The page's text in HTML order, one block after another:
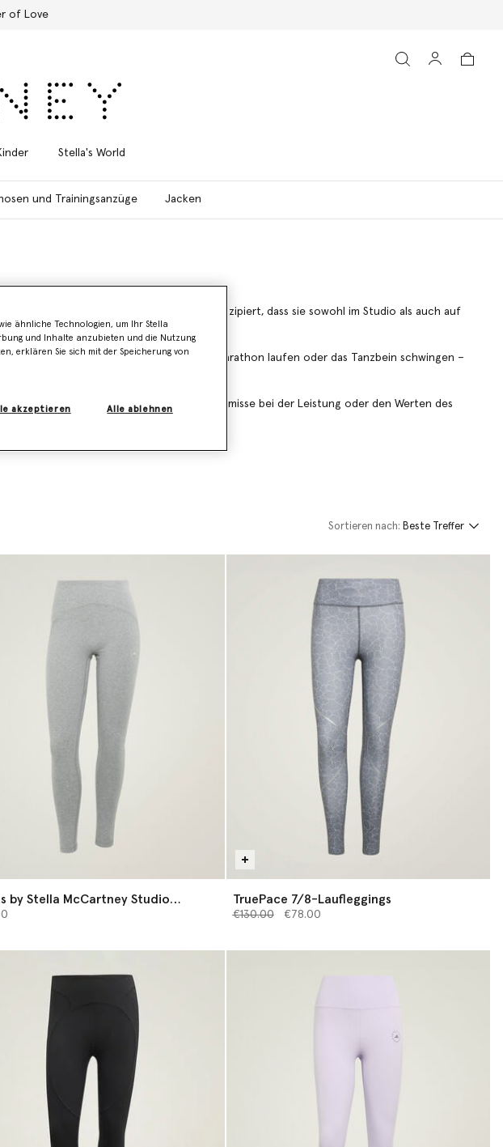
Bestellungen
Stella's World
und Trainingsanzüge Jacken
und High Performance und sind so konzipiert, dass sie sowohl im Studio als auch auf
sich zum Sonnengruß dehnen, einen Marathon laufen oder das Tanzbein schwingen –
und Innovation vereinen – ohne Kompromisse bei der Leistung oder den Werten des
Sortieren nach: Beste Treffer
by Stella McCartney Studio
aus Baumwolle
TruePace 7/8-Laufleggings
Preis reduziert von
€130.00bis€78.00
ähnliche Technologien, um Ihr Stella
und Inhalte anzubieten und die Nutzung
erklären Sie sich mit der Speicherung von
Alle ablehnen
akzeptieren